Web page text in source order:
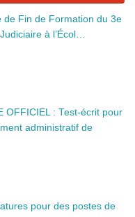
de Fin de Formation du 3e
à l’Écol…
OFFICIEL : Test-écrit pour
administratif de
pour des postes de